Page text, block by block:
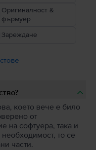
Оригиналност &
фърмуер
Зареждане
което вече е било
от
на софтуера, така и
то се
части.